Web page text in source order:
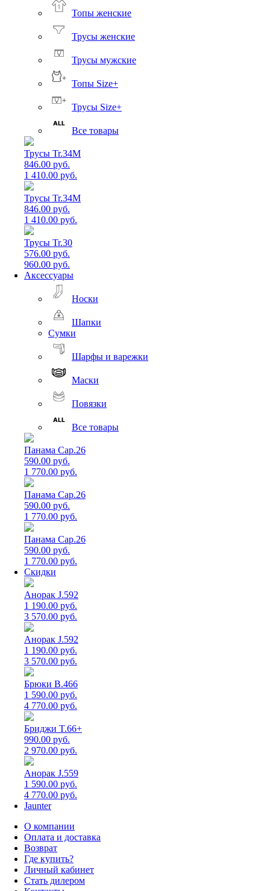
Топы женские
Трусы женские
Трусы мужские
Топы Size+
Трусы Size+
Все товары
Трусы Tr.34M
846.00 руб.
1 410.00 руб.
Трусы Tr.34M
846.00 руб.
1 410.00 руб.
Трусы Tr.30
576.00 руб.
960.00 руб.
Аксессуары
Носки
Шапки
Сумки
Шарфы и варежки
Маски
Повязки
Все товары
Панама Cap.26
590.00 руб.
1 770.00 руб.
Панама Cap.26
590.00 руб.
1 770.00 руб.
Панама Cap.26
590.00 руб.
1 770.00 руб.
Скидки
Анорак J.592
1 190.00 руб.
3 570.00 руб.
Анорак J.592
1 190.00 руб.
3 570.00 руб.
Брюки B.466
1 590.00 руб.
4 770.00 руб.
Бриджи T.66+
990.00 руб.
2 970.00 руб.
Анорак J.559
1 590.00 руб.
4 770.00 руб.
Jaunter
О компании
Оплата и доставка
Возврат
Где купить?
Личный кабинет
Стать дилером